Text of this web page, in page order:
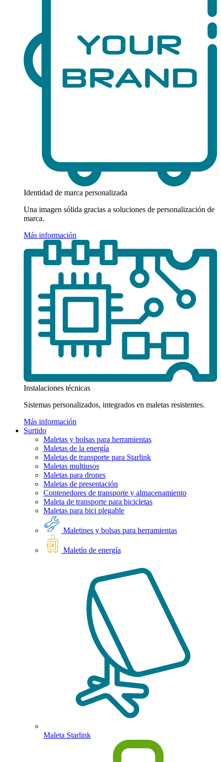
Identidad de marca personalizada
Una imagen sólida gracias a soluciones de personalización de
marca.
Más información
Instalaciones técnicas
Sistemas personalizados, integrados en maletas resistentes.
Más información
Surtido
Maletas y bolsas para herramientas
Maletas de la energía
Maletas de transporte para Starlink
Maletas multiusos
Maletas para drones
Maletas de presentación
Contenedores de transporte y almacenamiento
Maleta de transporte para bicicletas
Maletas para bici plegable
Maletines y bolsas para herramientas
Maletín de energía
Maleta Starlink